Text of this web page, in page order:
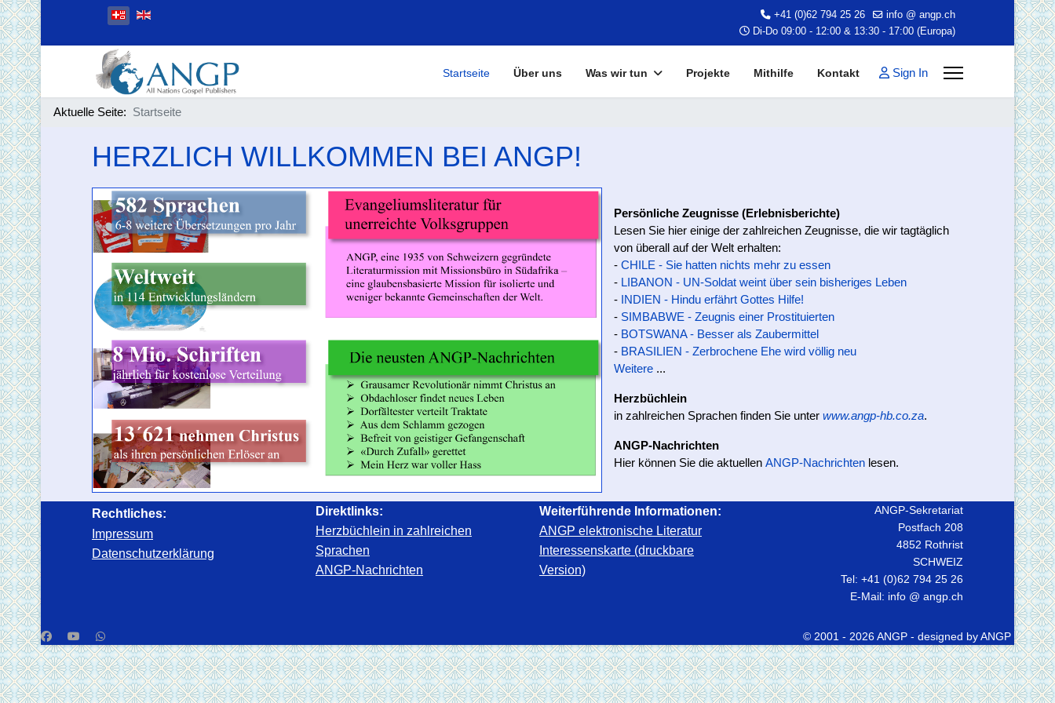
Sprache auswählen +41 (0)62 794 25 26
info @ angp.ch
Di-Do 09:00 - 12:00 & 13:30 - 17:00 (Europa)
Startseite Über uns Was wir tun Projekte Mithilfe Kontakt Sign In
Aktuelle Seite: Startseite
HERZLICH WILLKOMMEN BEI ANGP!
Persönliche Zeugnisse (Erlebnisberichte)
Lesen Sie hier einige der zahlreichen Zeugnisse, die wir tagtäglich
von überall auf der Welt erhalten:
- CHILE - Sie hatten nichts mehr zu essen
- LIBANON - UN-Soldat weint über sein bisheriges Leben
- INDIEN - Hindu erfährt Gottes Hilfe!
- SIMBABWE - Zeugnis einer Prostituierten
- BOTSWANA - Besser als Zaubermittel
- BRASILIEN - Zerbrochene Ehe wird völlig neu
Weitere ...
Herzbüchlein
in zahlreichen Sprachen finden Sie unter www.angp-hb.co.za.
ANGP-Nachrichten
Hier können Sie die aktuellen ANGP-Nachrichten lesen.
Rechtliches:
Impressum
Datenschutzerklärung
Direktlinks:
Herzbüchlein in zahlreichen
Sprachen
ANGP-Nachrichten
Weiterführende Informationen:
ANGP elektronische Literatur
Interessenskarte (druckbare
Version)
ANGP-Sekretariat
Postfach 208
4852 Rothrist
SCHWEIZ
Tel: +41 (0)62 794 25 26
E-Mail: info @ angp.ch
© 2001 - 2026 ANGP - designed by ANGP